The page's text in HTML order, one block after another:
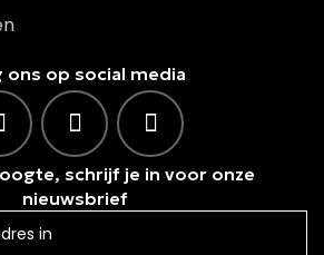
ons op social media
schrijf je in voor onze
nieuwsbrief